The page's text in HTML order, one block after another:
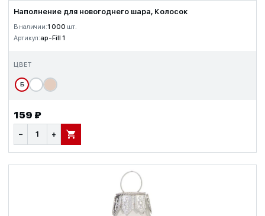
Наполнение для новогоднего шара, Колосок
В наличии:1 000 шт.
Артикул:ap-Fill 1
ЦВЕТ
Б
159 ₽
− + В КОРЗИНУ